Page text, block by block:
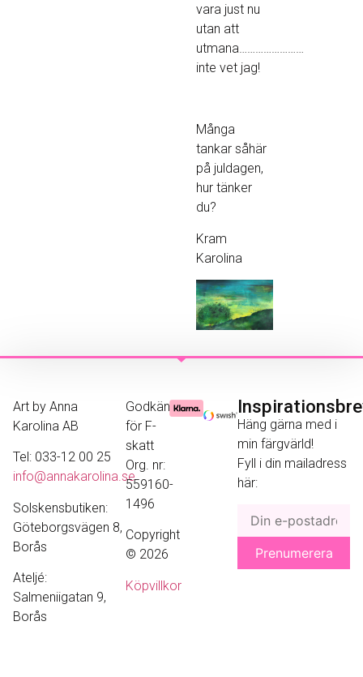
vara just nu
utan att
utmana……………………
inte vet jag!
Många
tankar såhär
på juldagen,
hur tänker
du?
Kram
Karolina
Art by Anna
Karolina AB
Tel: 033-12 00 25
info@annakarolina.se
Solskensbutiken:
Göteborgsvägen 8,
Borås
Ateljé:
Salmeniigatan 9,
Borås
Godkänd
för F-
skatt
Org. nr:
559160-
1496
Copyright
© 2026
Köpvillkor
Häng gärna med i
min färgvärld!
Fyll i din mailadress
här: